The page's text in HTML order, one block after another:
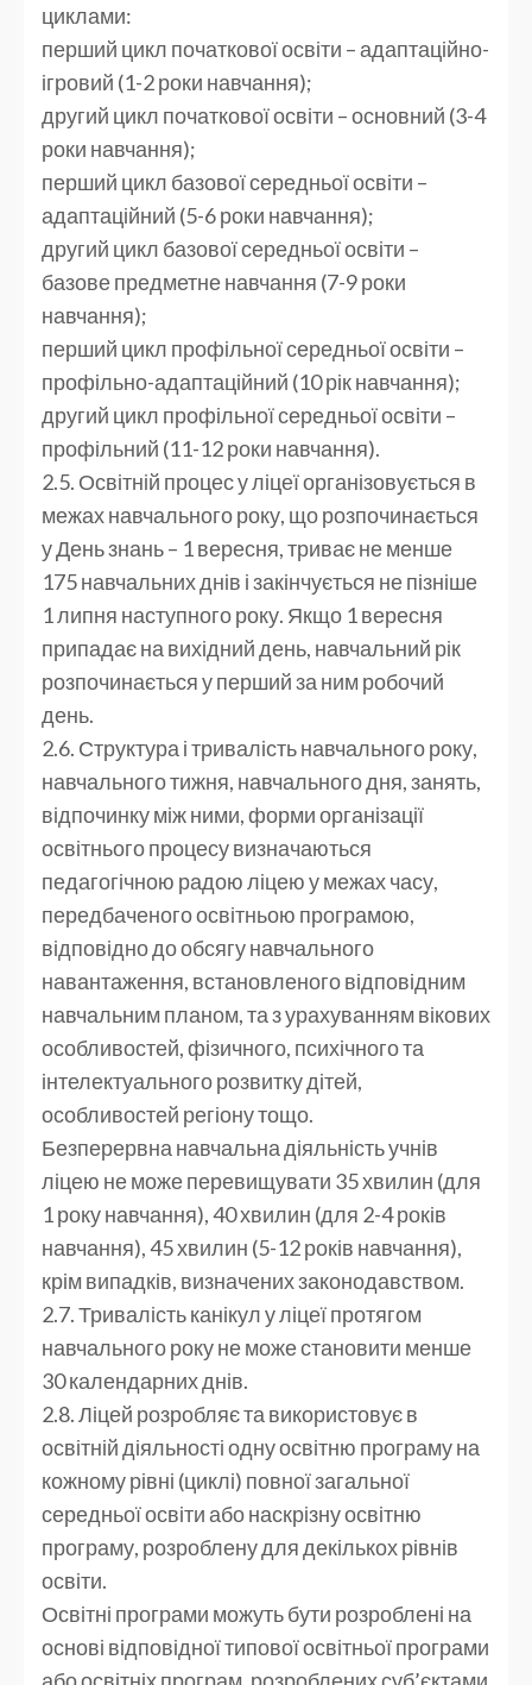
циклами:
перший цикл початкової освіти – адаптаційно-
ігровий (1-2 роки навчання);
другий цикл початкової освіти – основний (3-4
роки навчання);
перший цикл базової середньої освіти –
адаптаційний (5-6 роки навчання);
другий цикл базової середньої освіти –
базове предметне навчання (7-9 роки
навчання);
перший цикл профільної середньої освіти –
профільно-адаптаційний (10 рік навчання);
другий цикл профільної середньої освіти –
профільний (11-12 роки навчання).
2.5. Освітній процес у ліцеї організовується в
межах навчального року, що розпочинається
у День знань – 1 вересня, триває не менше
175 навчальних днів і закінчується не пізніше
1 липня наступного року. Якщо 1 вересня
припадає на вихідний день, навчальний рік
розпочинається у перший за ним робочий
день.
2.6. Структура і тривалість навчального року,
навчального тижня, навчального дня, занять,
відпочинку між ними, форми організації
освітнього процесу визначаються
педагогічною радою ліцею у межах часу,
передбаченого освітньою програмою,
відповідно до обсягу навчального
навантаження, встановленого відповідним
навчальним планом, та з урахуванням вікових
особливостей, фізичного, психічного та
інтелектуального розвитку дітей,
особливостей регіону тощо.
Безперервна навчальна діяльність учнів
ліцею не може перевищувати 35 хвилин (для
1 року навчання), 40 хвилин (для 2-4 років
навчання), 45 хвилин (5-12 років навчання),
крім випадків, визначених законодавством.
2.7. Тривалість канікул у ліцеї протягом
навчального року не може становити менше
30 календарних днів.
2.8. Ліцей розробляє та використовує в
освітній діяльності одну освітню програму на
кожному рівні (циклі) повної загальної
середньої освіти або наскрізну освітню
програму, розроблену для декількох рівнів
освіти.
Освітні програми можуть бути розроблені на
основі відповідної типової освітньої програми